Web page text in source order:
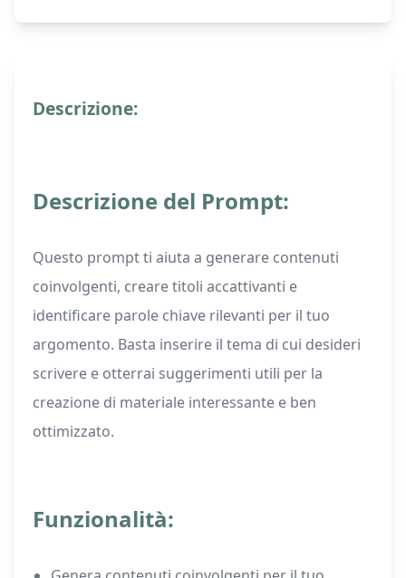
Descrizione:
Descrizione del Prompt:
Questo prompt ti aiuta a generare contenuti
coinvolgenti, creare titoli accattivanti e
identificare parole chiave rilevanti per il tuo
argomento. Basta inserire il tema di cui desideri
scrivere e otterrai suggerimenti utili per la
creazione di materiale interessante e ben
ottimizzato.
Funzionalità: